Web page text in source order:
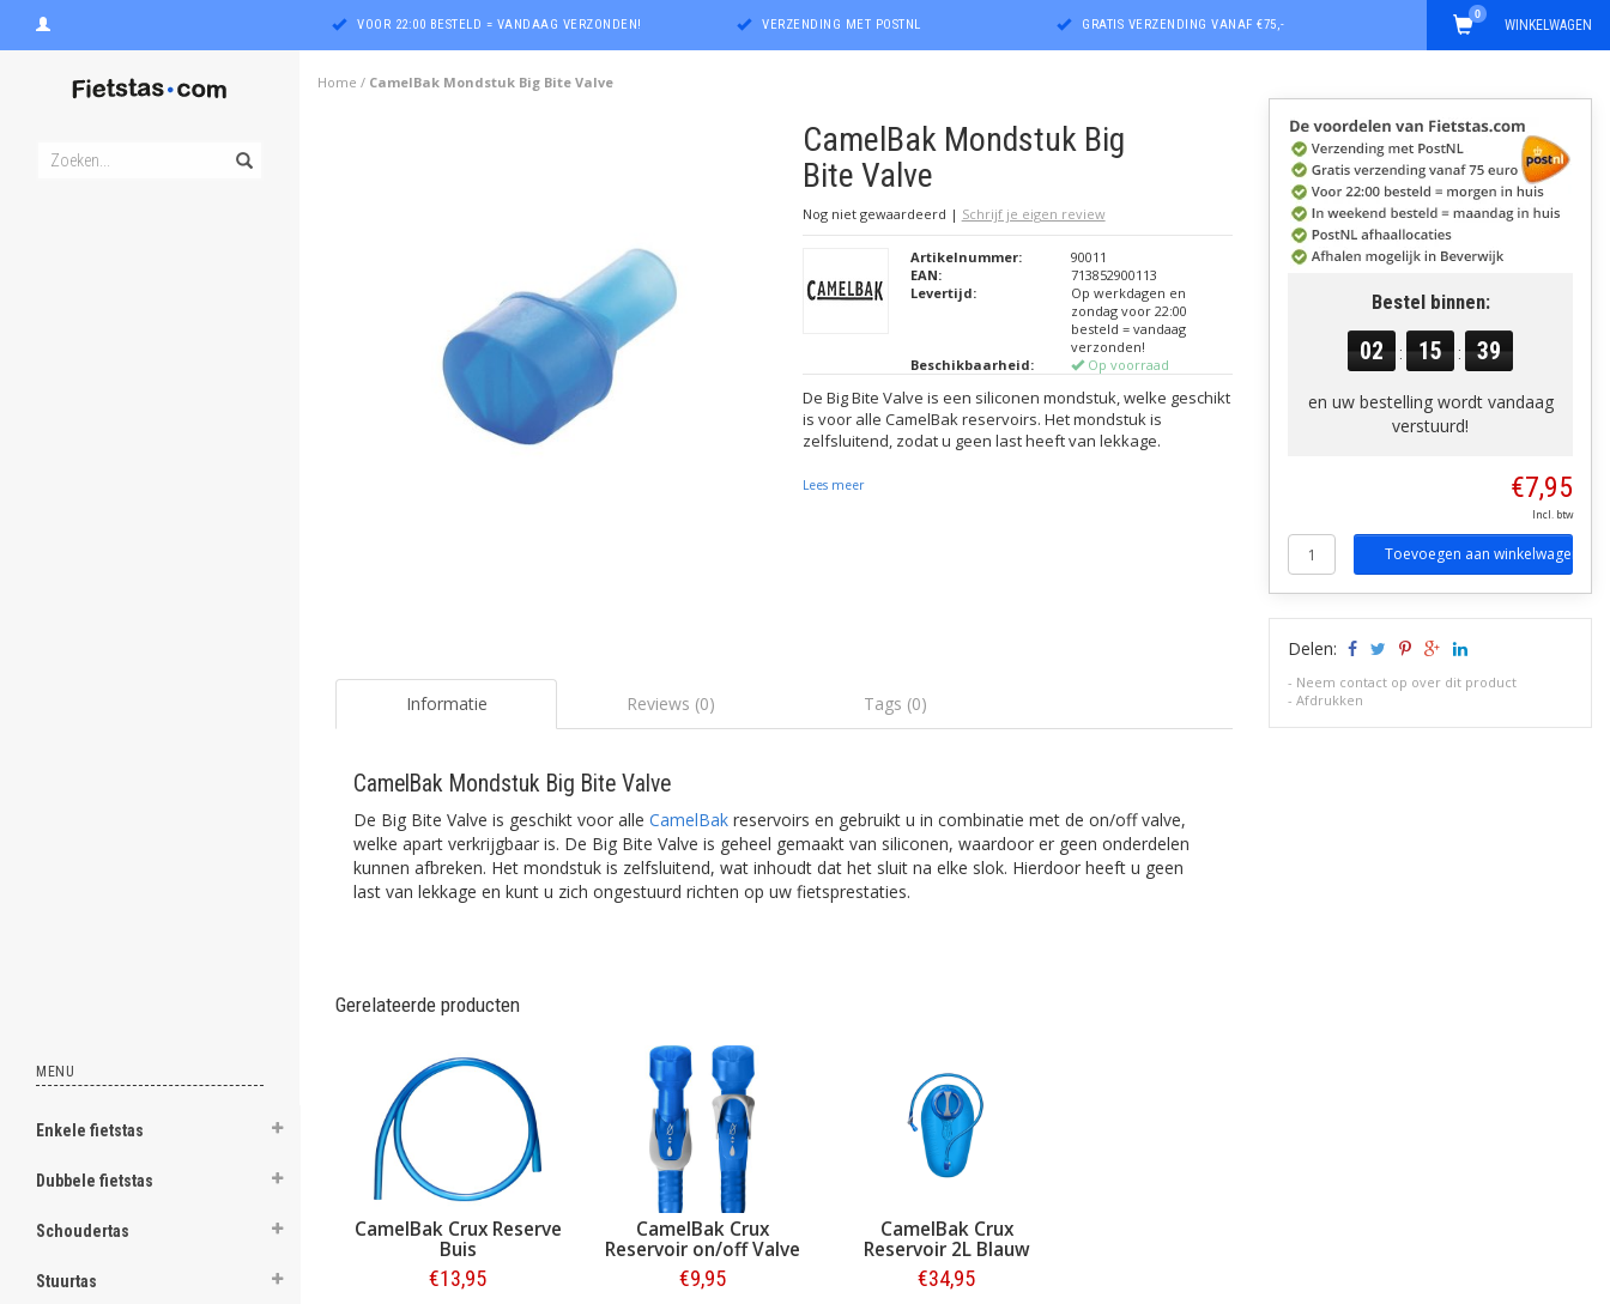
VOOR 22:00 BESTELD = VANDAAG VERZONDEN! VERZENDING MET POSTNL GRATIS VERZENDING VANAF €75,- WINKELWAGEN
0
MENU
Enkele fietstas
Dubbele fietstas
Schoudertas
Stuurtas
ghost
ghost
ghost
ghost
ghost
Home / CamelBak Mondstuk Big Bite Valve
CamelBak Mondstuk Big
Bite Valve
Nog niet gewaardeerd | Schrijf je eigen review
Artikelnummer:
90011
EAN:
713852900113
Levertijd:
Op werkdagen en
zondag voor 22:00
besteld = vandaag
verzonden!
Beschikbaarheid:
Op voorraad
De Big Bite Valve is een siliconen mondstuk, welke geschikt
is voor alle CamelBak reservoirs. Het mondstuk is
zelfsluitend, zodat u geen last heeft van lekkage.
Lees meer
Informatie Reviews (0) Tags (0)
CamelBak Mondstuk Big Bite Valve
De Big Bite Valve is geschikt voor alle CamelBak reservoirs en gebruikt u in combinatie met de on/off valve,
welke apart verkrijgbaar is. De Big Bite Valve is geheel gemaakt van siliconen, waardoor er geen onderdelen
kunnen afbreken. Het mondstuk is zelfsluitend, wat inhoudt dat het sluit na elke slok. Hierdoor heeft u geen
last van lekkage en kunt u zich ongestuurd richten op uw fietsprestaties.
Bestel binnen:
02 : 15 : 38
en uw bestelling wordt vandaag
verstuurd!
€7,95
Incl. btw
Toevoegen aan winkelwagen
Delen:
- Neem contact op over dit product
-Afdrukken
Gerelateerde producten
CamelBak Crux Reserve
Buis
€13,95
CamelBak Crux
Reservoir on/off Valve
€9,95
CamelBak Crux
Reservoir 2L Blauw
€34,95